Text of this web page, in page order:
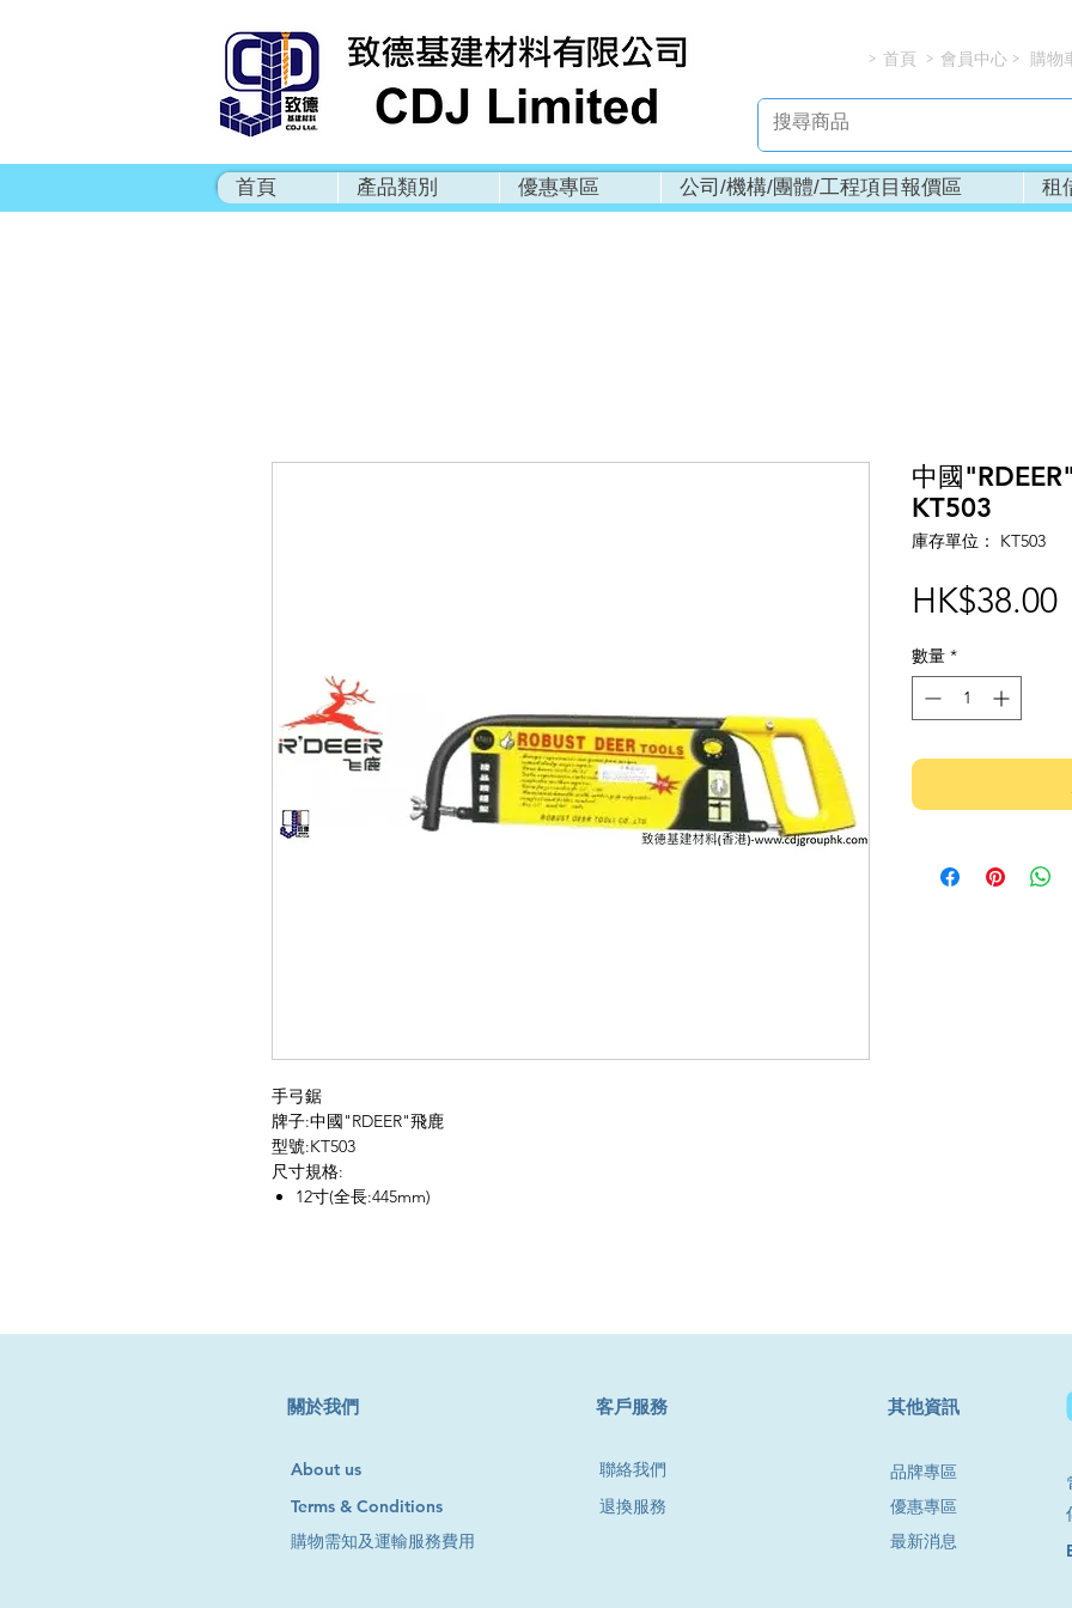
> > >
首頁 會員中心 購物
首頁 產品類別 優惠專區 公司/機構/團體/工程項目報價區 租
手弓鋸
牌子:中國"RDEER"飛鹿
型號:KT503
尺寸規格:
12寸(全長:445mm)
中國
KT503
庫存單位： KT503
HK$38.00價
數量 *
​關於我們
About us
Terms & Conditions
​客戶服務
聯絡我們
退換服務
購物需知及運輸服務費用
其他資訊
品牌專區
優惠專區
最新消息